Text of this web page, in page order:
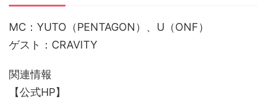
MC：YUTO（PENTAGON）、U（ONF）
ゲスト：CRAVITY
関連情報
【公式HP】